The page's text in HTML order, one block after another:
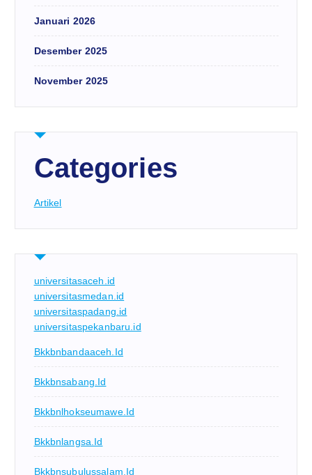
Januari 2026
Desember 2025
November 2025
Categories
Artikel
universitasaceh.id
universitasmedan.id
universitaspadang.id
universitaspekanbaru.id
Bkkbnbandaaceh.id
Bkkbnsabang.id
Bkkbnlhokseumawe.id
Bkkbnlangsa.id
Bkkbnsubulussalam.id